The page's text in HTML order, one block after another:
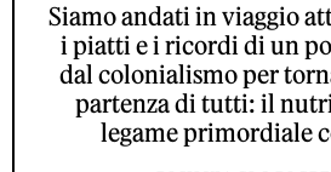
Siamo andati in viaggio
i piatti e i ricordi di un
dal colonialismo per
partenza di tutti: il
legame primordiale